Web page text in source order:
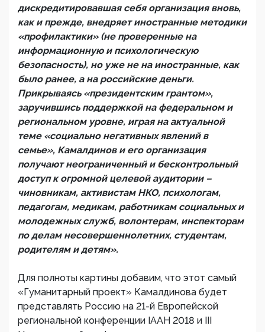
дискредитировавшая себя организация вновь,
как и прежде, внедряет иностранные методики
«профилактики» (не проверенные на
информационную и психологическую
безопасность), но уже не на иностранные, как
было ранее, а на российские деньги.
Прикрываясь «президентским грантом»,
заручившись поддержкой на федеральном и
региональном уровне, играя на актуальной
теме «социально негативных явлений в
семье», Камалдинов и его организация
получают неограниченный и бесконтрольный
доступ к огромной целевой аудитории –
чиновникам, активистам НКО, психологам,
педагогам, медикам, работникам социальных и
молодежных служб, волонтерам, инспекторам
по делам несовершеннолетних, студентам,
родителям и детям».
Для полноты картины добавим, что этот самый
«Гуманитарный проект» Камалдинова будет
представлять Россию на 21-й Европейской
региональной конференции IAAH 2018 и III